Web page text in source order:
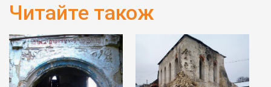
Читайте також